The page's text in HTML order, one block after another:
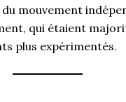
mouvement
qui étaient
plus expérimentés.